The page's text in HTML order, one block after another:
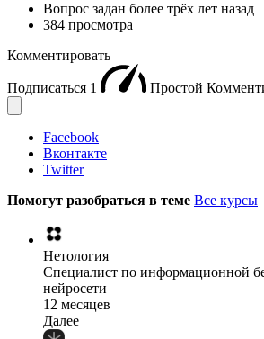
Вопрос задан более трёх лет назад
384 просмотра
Комментировать
Подписаться 1 Простой
Facebook
Вконтакте
Twitter
Помогут разобраться в теме Все курсы
Нетология
Специалист по информационной
нейросети
12 месяцев
Далее